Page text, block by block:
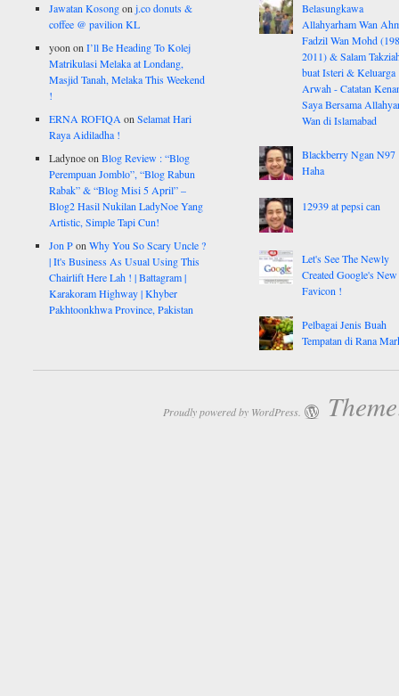
Jawatan Kosongonj.co donuts &
coffee @ pavilion KL
yoon onI’ll Be Heading To Kolej
Matrikulasi Melaka at Londang,
Masjid Tanah, Melaka This Weekend
!
ERNA ROFIQA onSelamat Hari
Raya Aidiladha !
LadynoeonBlog Review : “Blog
Perempuan Jomblo”, “Blog Rabun
Rabak” & “Blog Misi 5 April” –
Blog2 Hasil Nukilan LadyNoe Yang
Artistic, Simple Tapi Cun!
Jon PonWhy You So Scary Uncle ?
| It's Business As Usual Using This
Chairlift Here Lah ! | Battagram |
Karakoram Highway | Khyber
Pakhtoonkhwa Province, Pakistan
Belasungkawa
Allahyarham Wan
Fadzil Wan Mohd
2011) & Salam
buat Isteri & Keluarga
Arwah - Catatan
Saya Bersama
Wan di Islamabad
Blackberry Ngan N97
Haha
12939 at pepsi can
Let's See The Newly
Created Google's New
Favicon !
Pelbagai Jenis Buah
Tempatan di Rana
Proudly powered by WordPress.